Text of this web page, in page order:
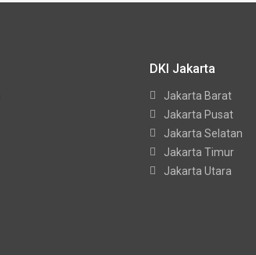
DKI Jakarta
Jakarta Barat
Jakarta Pusat
Jakarta Selatan
Jakarta Timur
Jakarta Utara